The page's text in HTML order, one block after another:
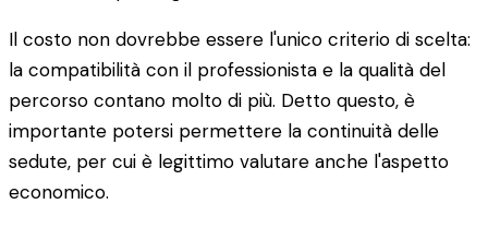
Il costo non dovrebbe essere l'unico criterio di scelta:
la compatibilità con il professionista e la qualità del
percorso contano molto di più. Detto questo, è
importante potersi permettere la continuità delle
sedute, per cui è legittimo valutare anche l'aspetto
economico.